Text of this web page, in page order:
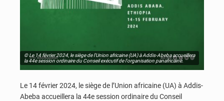
© Le 14 février 2024, le siège de l'Union africaine (UA) à Addis-Abeba accueillera
la 44e session ordinaire du Conseil exécutif de l'organisation panafricaine.
Le 14 février 2024, le siège de l’Union africaine (UA) à Addis-
Abeba accueillera la 44e session ordinaire du Conseil